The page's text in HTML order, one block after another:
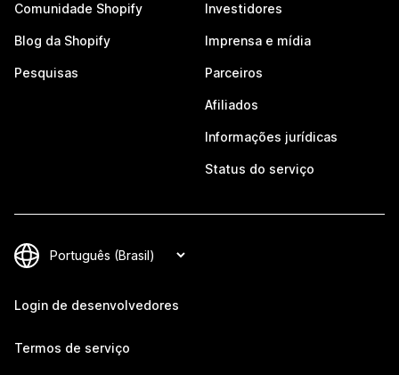
Comunidade Shopify
Blog da Shopify
Pesquisas
Investidores
Imprensa e mídia
Parceiros
Afiliados
Informações jurídicas
Status do serviço
Login de desenvolvedores
Termos de serviço